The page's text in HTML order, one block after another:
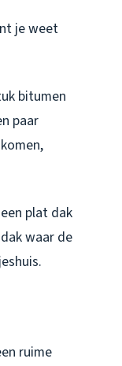
je weet
bitumen
paar
plat dak
waar de
ruime